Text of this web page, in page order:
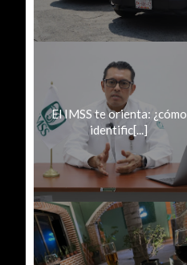
El IMSS te orienta: ¿cómo
identific[...]